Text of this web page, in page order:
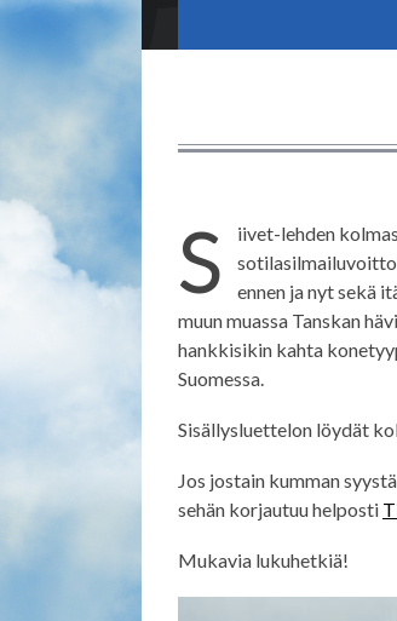
S
iivet-lehden
ennen ja nyt sekä
muun muassa Tanskan
hankkisikin kahta
Suomessa.
Sisällysluettelon löydät
Jos jostain kumman
sehän korjautuu helposti
Mukavia lukuhetkiä!